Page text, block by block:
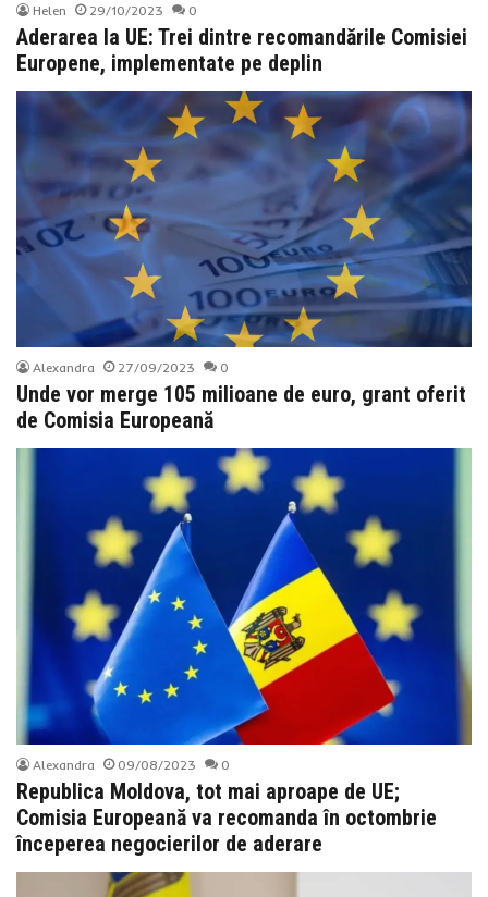
Helen 29/10/2023 0
Aderarea la UE: Trei dintre recomandările Comisiei
Europene, implementate pe deplin
Alexandra 27/09/2023 0
Unde vor merge 105 milioane de euro, grant oferit
de Comisia Europeană
Alexandra 09/08/2023 0
Republica Moldova, tot mai aproape de UE;
Comisia Europeană va recomanda în octombrie
începerea negocierilor de aderare